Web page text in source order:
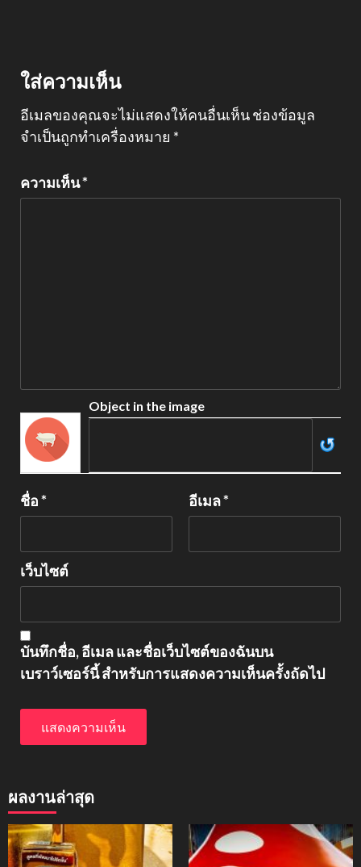
ใส่ความเห็น
อีเมลของคุณจะไม่แสดงให้คนอื่นเห็นช่องข้อมูล
จำเป็นถูกทำเครื่องหมาย *
ความเห็น*
Object in the image
ชื่อ* อีเมล*
เว็บไซต์
บันทึกชื่อ, อีเมล และชื่อเว็บไซต์ของฉันบน
เบราว์เซอร์นี้ สำหรับการแสดงความเห็นครั้งถัดไป
ผลงานล่าสุด